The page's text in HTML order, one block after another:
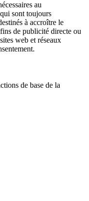
au
sont toujours
à accroître le
de publicité directe ou
web et réseaux
de base de la